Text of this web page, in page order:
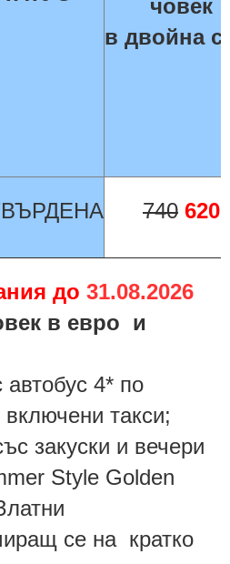
човек
в двойна
740 620
до 31.08.2026
в евро и
автобус 4* по
такси;
закуски и вечери
Style Golden
се накратко